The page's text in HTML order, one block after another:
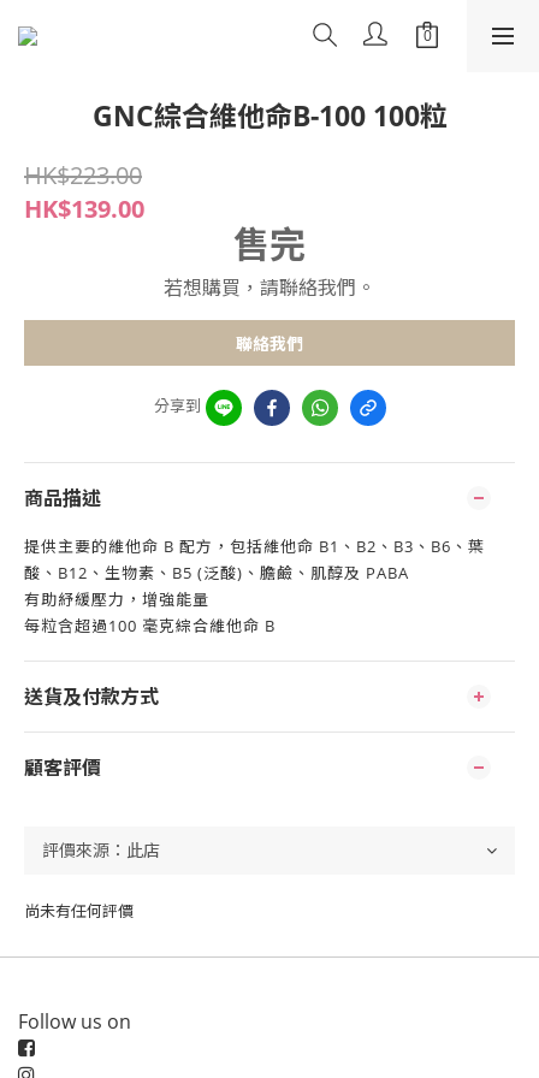
GNC綜合維他命B-100 100粒
HK$223.00
HK$139.00
售完
若想購買，請聯絡我們。
聯絡我們
分享到
商品描述
提供主要的維他命 B 配方，包括維他命 B1、B2、B3、B6、葉
酸、B12、生物素、B5 (泛酸)、膽鹼、肌醇及 PABA
有助紓緩壓力，增強能量
每粒含超過100 毫克綜合維他命 B
送貨及付款方式
顧客評價
尚未有任何評價
Follow us on